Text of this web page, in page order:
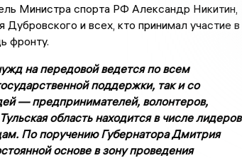
Министра спорта РФ Александр Никитин,
и всех, кто принимал участие в
фронту.
на передовой ведется по всем
поддержки, так и со
— предпринимателей, волонтеров,
область находится в числе лидеров
По поручению Губернатора Дмитрия
основе в зону проведения